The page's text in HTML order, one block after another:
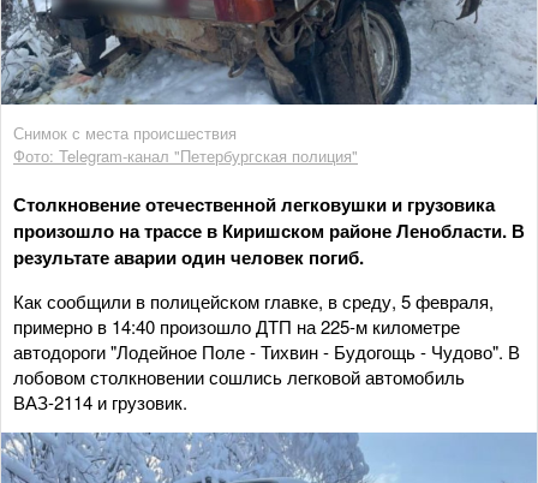
Снимок с места происшествия
Фото: Telegram-канал "Петербургская полиция"
Столкновение отечественной легковушки и грузовика
произошло на трассе в Киришском районе Ленобласти. В
результате аварии один человек погиб.
Как сообщили в полицейском главке, в среду, 5 февраля,
примерно в 14:40 произошло ДТП на 225-м километре
автодороги "Лодейное Поле - Тихвин - Будогощь - Чудово". В
лобовом столкновении сошлись легковой автомобиль
ВАЗ-2114 и грузовик.